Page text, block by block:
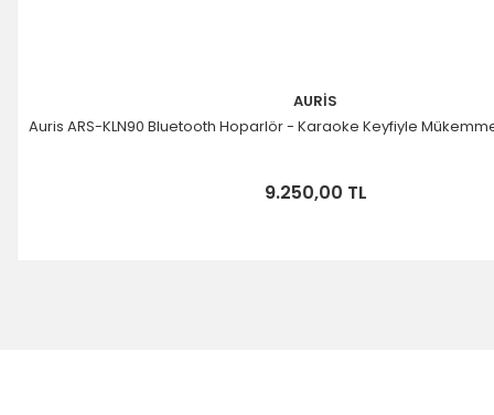
AURİS
Auris ARS-KLN90 Bluetooth Hoparlör - Karaoke Keyfiyle
9.250,00 TL